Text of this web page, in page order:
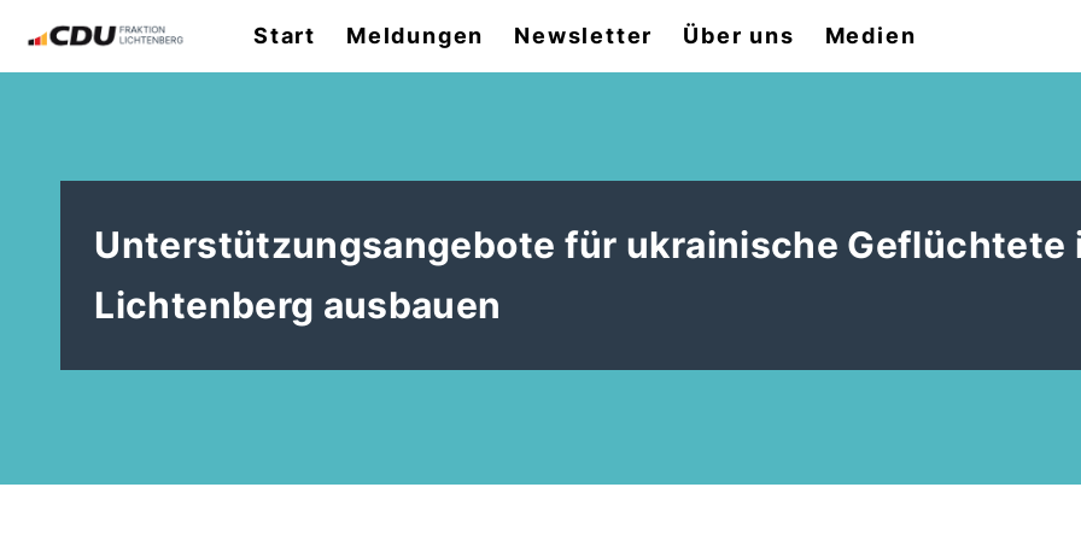
Start Meldungen Newsletter Über uns Medien
Unterstützungsangebote für ukrainische Geflüchtete
Lichtenberg ausbauen